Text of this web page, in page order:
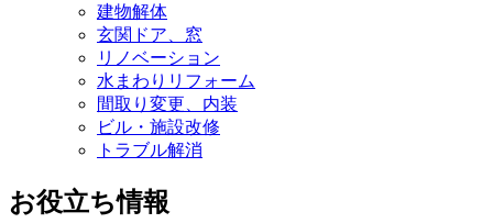
建物解体
玄関ドア、窓
リノベーション
水まわりリフォーム
間取り変更、内装
ビル・施設改修
トラブル解消
お役立ち情報